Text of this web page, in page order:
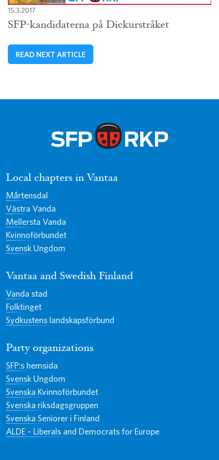
15.3.2017
SFP-kandidaterna på Dickurstråket
READ NEXT ARTICLE
Local chapters in Vantaa
Mårtensdal
Västra Vanda
Mellersta Vanda
Kvinnoförbundet
Svensk Ungdom
Vantaa and Swedish Finland
Vanda stad
Folktinget
Sydkustens landskapsförbund
Party organizations
SFP:s hemsida
Svensk Ungdom
Svenska Kvinnoförbundet
Svenska riksdagsgruppen
Svenska Seniorer i Finland
ALDE – Liberals and Democrats for Europe